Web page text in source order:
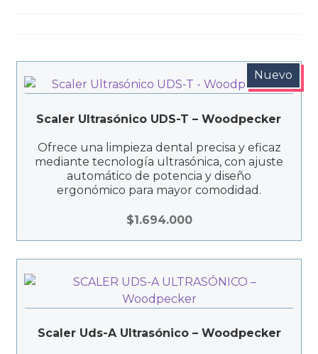
Productos Más Vendidos ▸
Productos Destacados ▸
Ofertas y Promociones ▸
Nuevos Lanzamientos ▸
Nuevo
Scaler Ultrasónico UDS-T – Woodpecker
Ofrece una limpieza dental precisa y eficaz
mediante tecnología ultrasónica, con ajuste
automático de potencia y diseño
ergonómico para mayor comodidad.
$1.694.000
Scaler Uds-A Ultrasónico – Woodpecker